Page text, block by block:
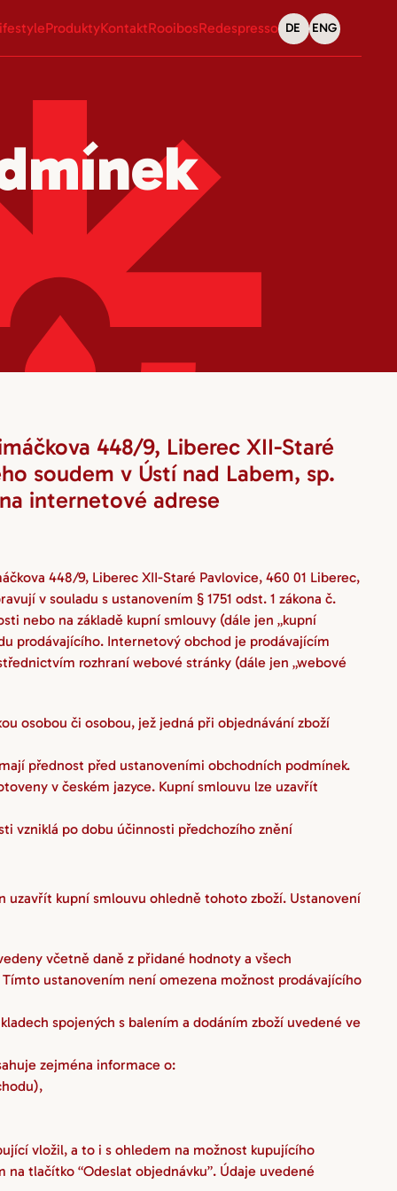
ProduktyKontaktRooibosRedespresso DE ENG
448/9, Liberec XII-Staré
soudem v Ústí nad Labem, sp.
internetové adrese
448/9, Liberec XII-Staré Pavlovice, 460 01 Liberec,
v souladu s ustanovením § 1751 odst. 1 zákona č.
nebo na základě kupní smlouvy (dále jen „kupní
prodávajícího. Internetový obchod je prodávajícím
rozhraní webové stránky (dále jen „webové
osobou či osobou, jež jedná při objednávání zboží
přednost před ustanoveními obchodních podmínek.
v českém jazyce. Kupní smlouvu lze uzavřít
vzniklá po dobu účinnosti předchozího znění
uzavřít kupní smlouvu ohledně tohoto zboží. Ustanovení
včetně daně z přidané hodnoty a všech
ustanovením není omezena možnost prodávajícího
spojených s balením a dodáním zboží uvedené ve
zejména informace o:
vložil, a to i s ohledem na možnost kupujícího
tlačítko “Odeslat objednávku”. Údaje uvedené